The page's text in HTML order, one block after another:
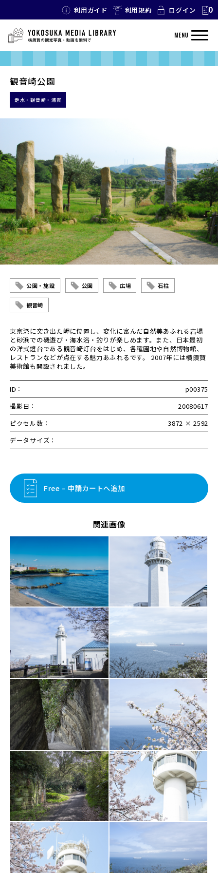
利用ガイド 利用規約 ログイン 0
MENU
観音崎公園
走水・観音崎・浦賀
公園・施設 公園 広場 石柱
観音崎
東京湾に突き出た岬に位置し、変化に富んだ自然美あふれる岩場
と砂浜での磯遊び・海水浴・釣りが楽しめます。また、日本最初
の洋式燈台である観音崎灯台をはじめ、各種園地や自然博物館、
レストランなどが点在する魅力あふれるです。 2007年には横須賀
美術館も開設されました。
ID：
p00375
撮影日：
20080617
ピクセル数：
3872 × 2592
データサイズ：
Free – 申請カートへ追加
関連画像